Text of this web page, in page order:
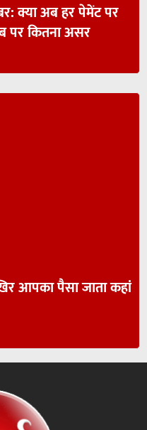
क्या अब हर पेमेंट पर
कितना असर
आपका पैसा जाता कहां